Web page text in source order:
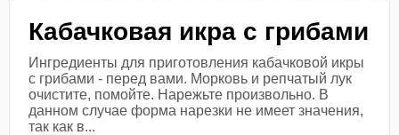
Кабачковая икра с грибами
Ингредиенты для приготовления кабачковой икры
с грибами - перед вами. Морковь и репчатый лук
очистите, помойте. Нарежьте произвольно. В
данном случае форма нарезки не имеет значения,
так как в...